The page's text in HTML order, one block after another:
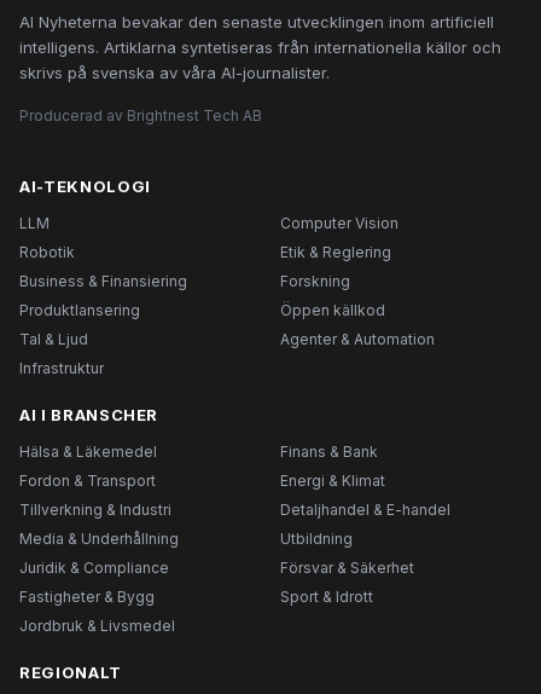
AI Nyheterna bevakar den senaste utvecklingen inom artificiell
intelligens. Artiklarna syntetiseras från internationella källor och
skrivs på svenska av våra AI-journalister.
Producerad av Brightnest Tech AB
AI-TEKNOLOGI
LLM
Computer Vision
Robotik
Etik & Reglering
Business & Finansiering
Forskning
Produktlansering
Öppen källkod
Tal & Ljud
Agenter & Automation
Infrastruktur
AI I BRANSCHER
Hälsa & Läkemedel
Finans & Bank
Fordon & Transport
Energi & Klimat
Tillverkning & Industri
Detaljhandel & E-handel
Media & Underhållning
Utbildning
Juridik & Compliance
Försvar & Säkerhet
Fastigheter & Bygg
Sport & Idrott
Jordbruk & Livsmedel
REGIONALT